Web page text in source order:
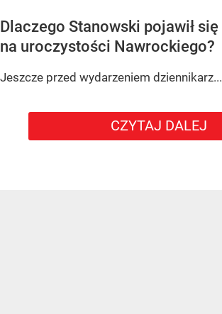
Dlaczego Stanowski pojawił się
na uroczystości Nawrockiego?
Jeszcze przed wydarzeniem dziennikarz...
CZYTAJ DALEJ